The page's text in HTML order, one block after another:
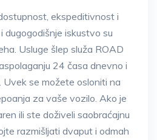
ekspeditivnost i
dugogodišnje iskustvo su
Usluge šlep služa ROAD
24 časa dnevno i
Uvek se možete osloniti na
za vaše vozilo. Ako je
ili ste doživeli saobraćajnu
razmišljati dvaput i odmah